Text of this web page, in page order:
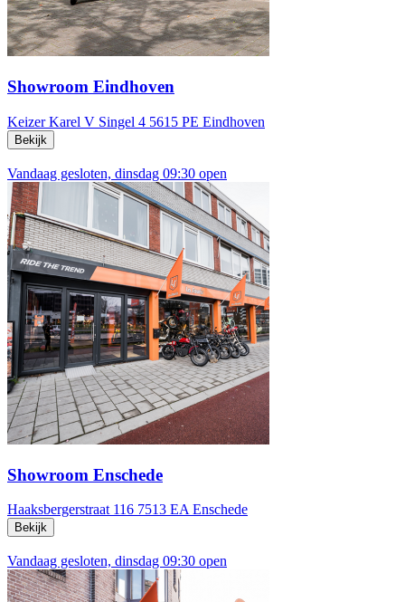
Showroom Eindhoven
Keizer Karel V Singel 4 5615 PE Eindhoven
Bekijk
Vandaag gesloten, dinsdag 09:30 open
Showroom Enschede
Haaksbergerstraat 116 7513 EA Enschede
Bekijk
Vandaag gesloten, dinsdag 09:30 open